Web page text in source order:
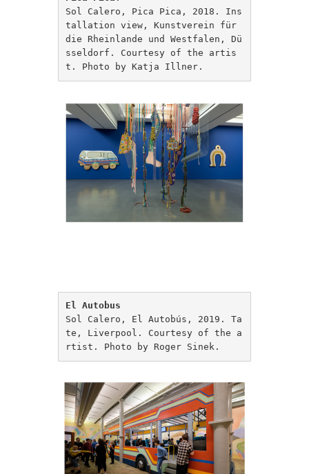
Sol Calero, Pica Pica, 2018. Ins
tallation view, Kunstverein für
die Rheinlande und Westfalen, Dü
sseldorf. Courtesy of the artis
t. Photo by Katja Illner.
El Autobus
Sol Calero, El Autobús, 2019. Ta
te, Liverpool. Courtesy of the a
rtist. Photo by Roger Sinek.